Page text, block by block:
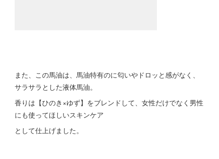
また、この馬油は、馬油特有のに匂いやドロッと感がなく、
サラサラとした液体馬油。
香りは【ひのき×ゆず】をブレンドして、女性だけでなく男性
にも使ってほしいスキンケア
として仕上げました。